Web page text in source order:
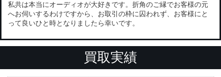
私共は本当にオーディオが大好きです。折角のご縁でお客様の元
へお伺いするわけですから、お取引の枠に囚われず、お客様にと
って良いひと時となりましたら幸いです。
買取実績